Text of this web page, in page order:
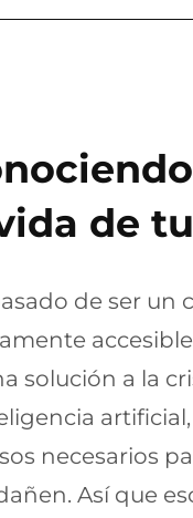
de tu
de ser un
solución a la
necesarios
Así que